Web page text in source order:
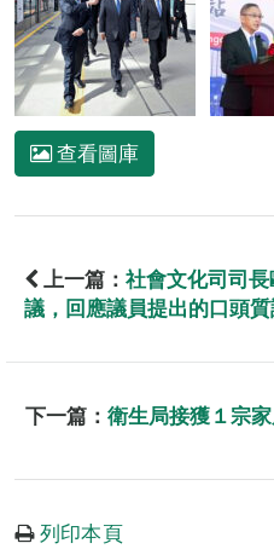
查看圖庫
上一篇： 社會文化司司
議，回應議員提出的口頭質
下一篇： 衛生局接獲１宗
列印本頁